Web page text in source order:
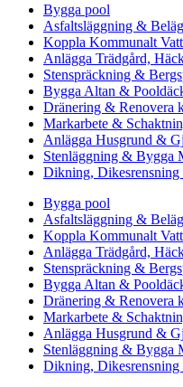
Bygga pool
Asfaltsläggning &
Koppla Kommunalt
Anlägga Trädgård,
Stenspräckning &
Bygga Altan &
Dränering & Renovera
Markarbete &
Anlägga Husgrund &
Stenläggning & Bygga
Dikning,
Bygga pool
Asfaltsläggning &
Koppla Kommunalt
Anlägga Trädgård,
Stenspräckning &
Bygga Altan &
Dränering & Renovera
Markarbete &
Anlägga Husgrund &
Stenläggning & Bygga
Dikning,